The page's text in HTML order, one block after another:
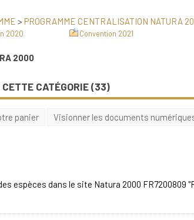
> PROGRAMME CENTRALISATION NATURA
2020
Convention 2021
2000
CATÉGORIE (33)
panier Visionner les documents
espèces dans le site Natura 2000 FR7200809